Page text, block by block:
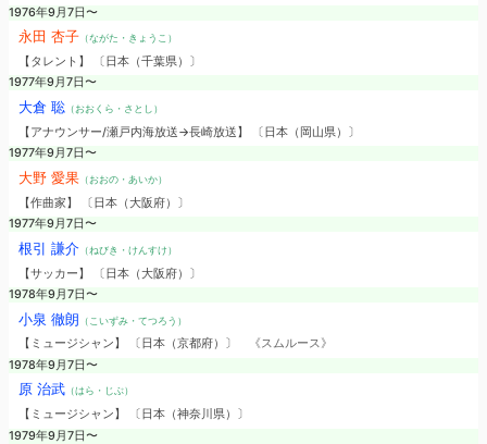
1976年9月7日〜
永田 杏子（ながた・きょうこ）
【タレント】 〔日本（千葉県）〕
1977年9月7日〜
大倉 聡（おおくら・さとし）
【アナウンサー/瀬戸内海放送→長崎放送】 〔日本（岡山県）〕
1977年9月7日〜
大野 愛果（おおの・あいか）
【作曲家】 〔日本（大阪府）〕
1977年9月7日〜
根引 謙介（ねびき・けんすけ）
【サッカー】 〔日本（大阪府）〕
1978年9月7日〜
小泉 徹朗 （こいずみ・てつろう）
【ミュージシャン】 〔日本（京都府）〕
《スムルース》
1978年9月7日〜
原 治武（はら・じぶ）
【ミュージシャン】 〔日本（神奈川県）〕
1979年9月7日〜